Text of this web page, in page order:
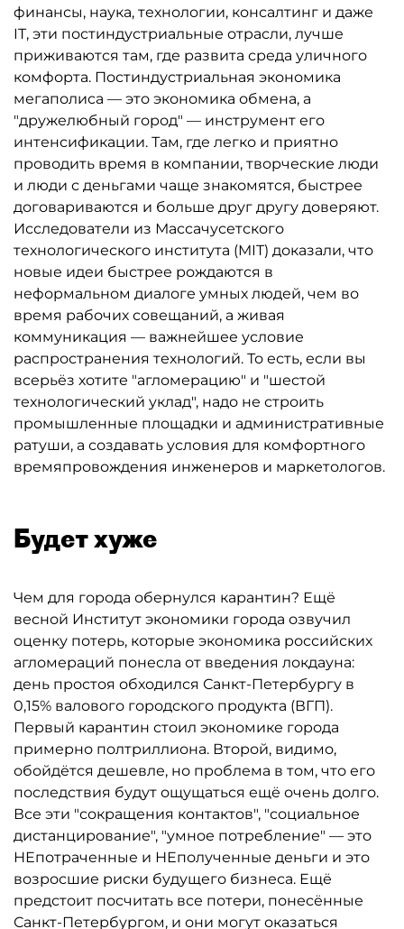
финансы, наука, технологии, консалтинг и даже
IT, эти постиндустриальные отрасли, лучше
приживаются там, где развита среда уличного
комфорта. Постиндустриальная экономика
мегаполиса — это экономика обмена, а
"дружелюбный город" — инструмент его
интенсификации. Там, где легко и приятно
проводить время в компании, творческие люди
и люди с деньгами чаще знакомятся, быстрее
договариваются и больше друг другу доверяют.
Исследователи из Массачусетского
технологического института (MIT) доказали, что
новые идеи быстрее рождаются в
неформальном диалоге умных людей, чем во
время рабочих совещаний, а живая
коммуникация — важнейшее условие
распространения технологий. То есть, если вы
всерьёз хотите "агломерацию" и "шестой
технологический уклад", надо не строить
промышленные площадки и административные
ратуши, а создавать условия для комфортного
времяпровождения инженеров и маркетологов.
Будет хуже
Чем для города обернулся карантин? Ещё
весной Институт экономики города озвучил
оценку потерь, которые экономика российских
агломераций понесла от введения локдауна:
день простоя обходился Санкт-Петербургу в
0,15% валового городского продукта (ВГП).
Первый карантин стоил экономике города
примерно полтриллиона. Второй, видимо,
обойдётся дешевле, но проб­лема в том, что его
последствия будут ощущаться ещё очень долго.
Все эти "сокращения контактов", "социальное
дистанцирование", "умное потребление" — это
НЕпотраченные и НЕполученные деньги и это
возросшие риски будущего бизнеса. Ещё
предстоит посчитать все потери, понесённые
Санкт-Петербургом, и они могут оказаться